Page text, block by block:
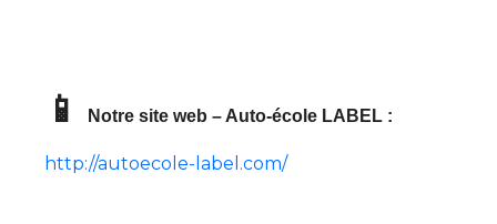
📱 Notre site web – Auto-école LABEL :
http://autoecole-label.com/